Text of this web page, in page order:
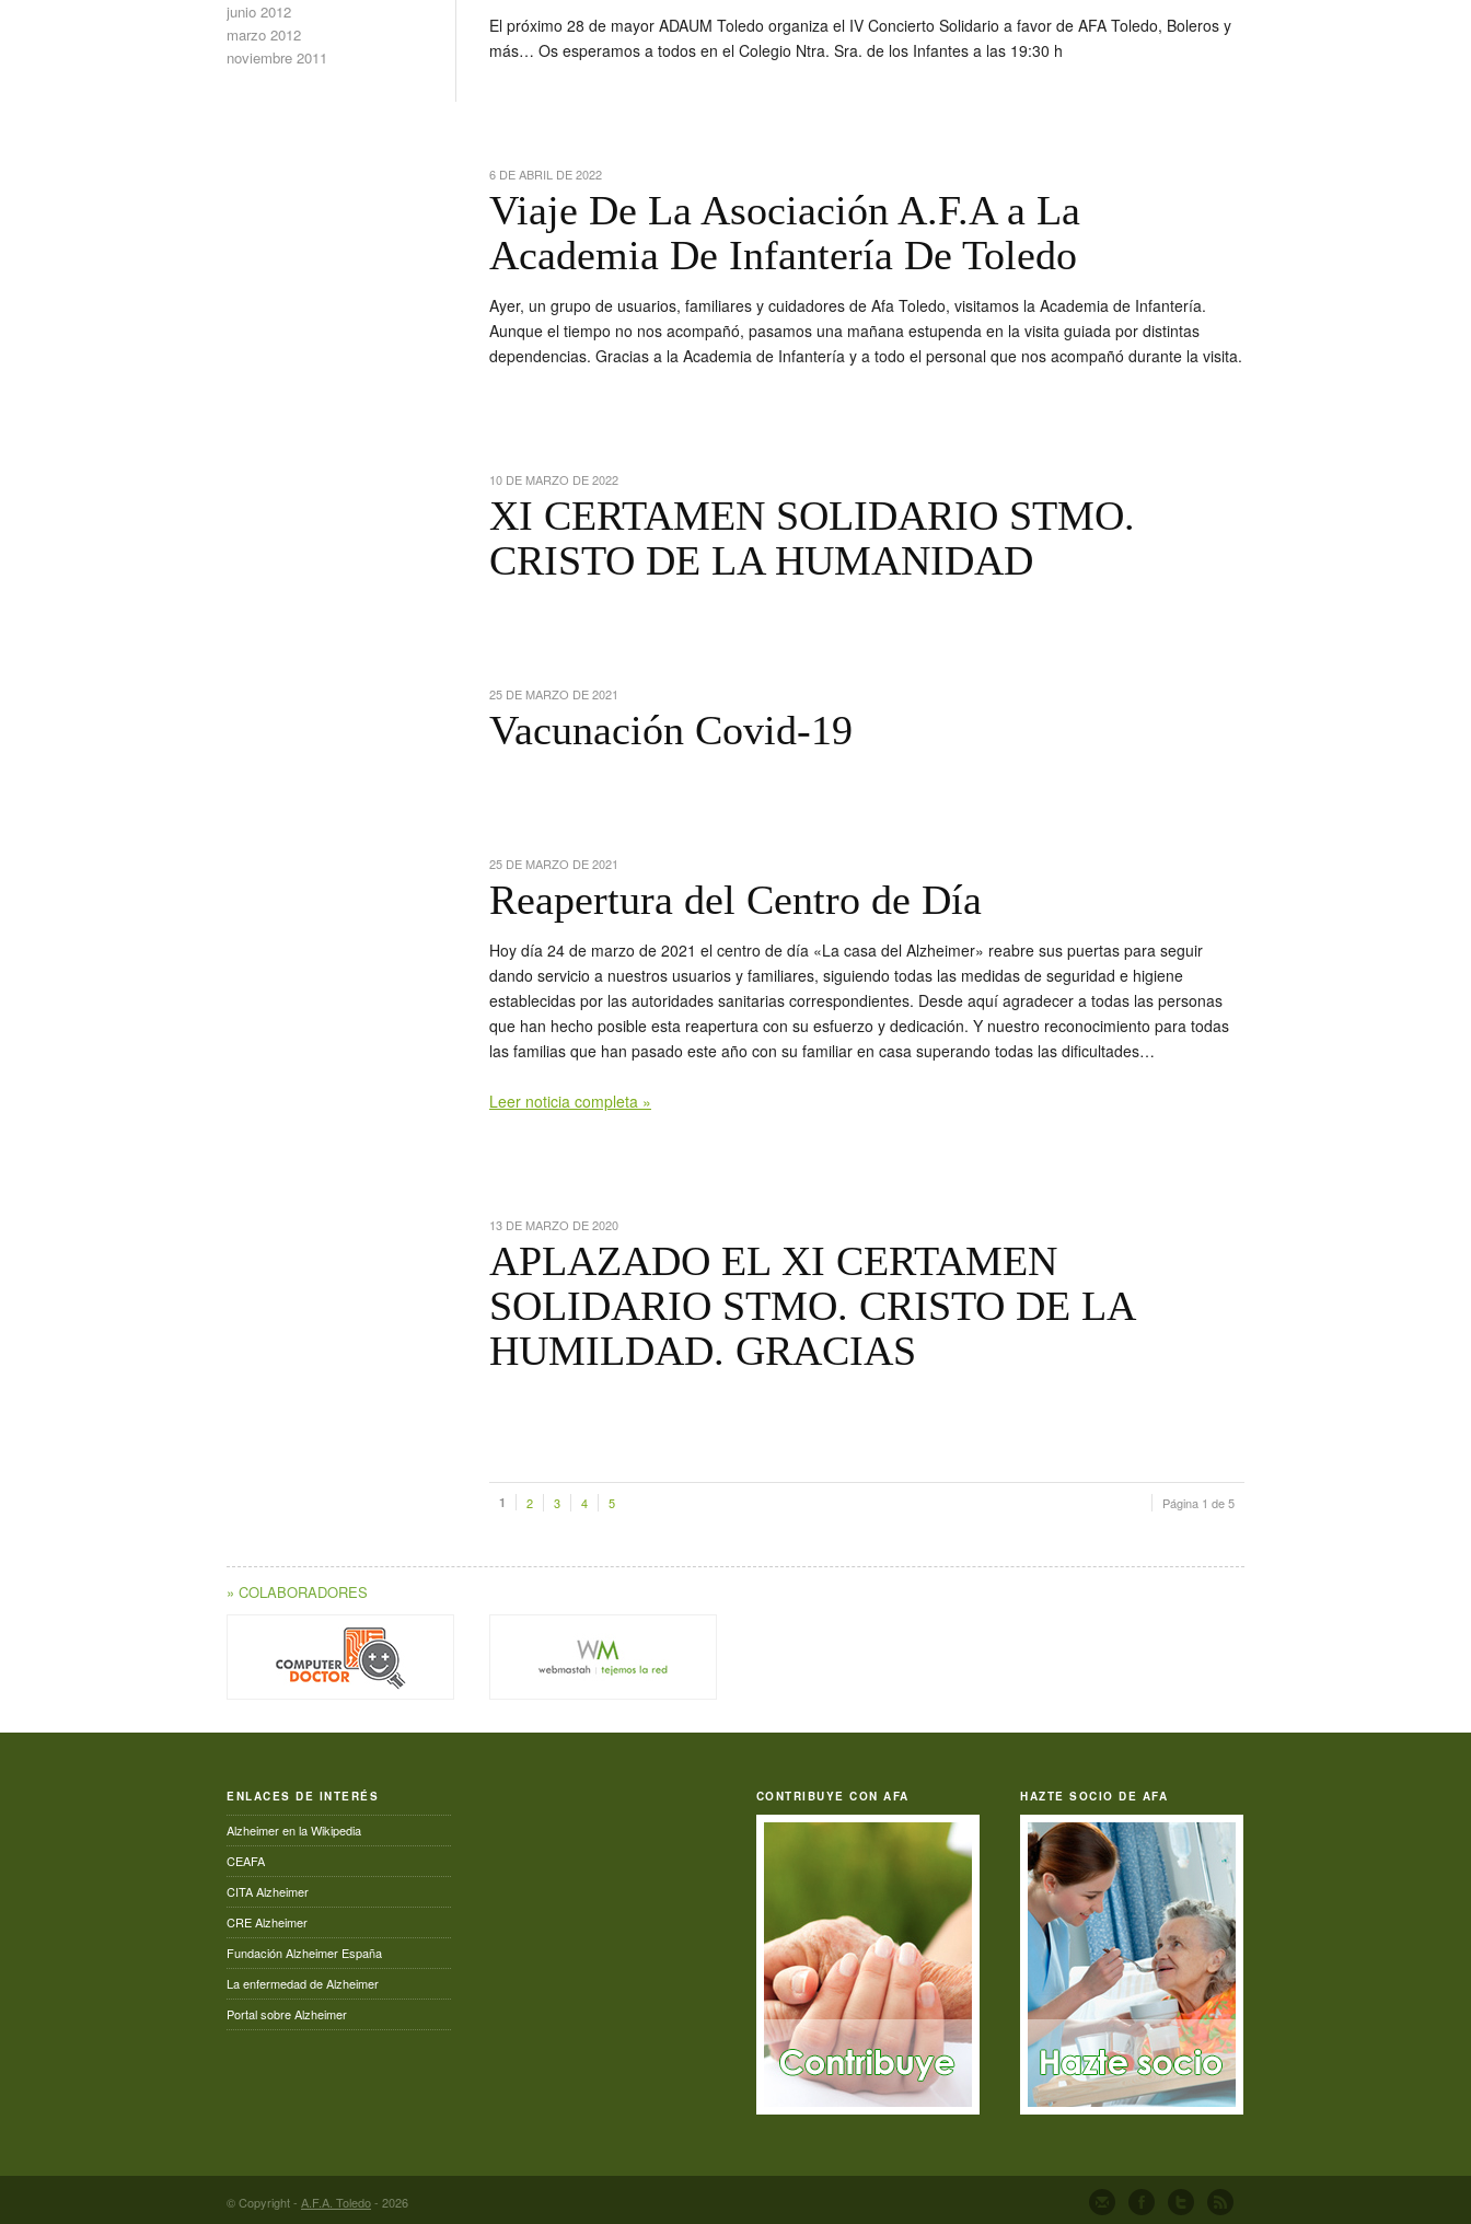
El próximo 28 de mayor ADAUM Toledo organiza el IV Concierto Solidario a favor de AFA Toledo, Boleros y
más… Os esperamos a todos en el Colegio Ntra. Sra. de los Infantes a las 19:30 h
Viaje De La Asociación A.F.A a La
Academia De Infantería De Toledo
6 DE ABRIL DE 2022
Ayer, un grupo de usuarios, familiares y cuidadores de Afa Toledo, visitamos la Academia de Infantería.
Aunque el tiempo no nos acompañó, pasamos una mañana estupenda en la visita guiada por distintas
dependencias. Gracias a la Academia de Infantería y a todo el personal que nos acompañó durante la visita.
XI CERTAMEN SOLIDARIO STMO.
CRISTO DE LA HUMANIDAD
10 DE MARZO DE 2022
Vacunación Covid-19
25 DE MARZO DE 2021
Reapertura del Centro de Día
25 DE MARZO DE 2021
Hoy día 24 de marzo de 2021 el centro de día «La casa del Alzheimer» reabre sus puertas para seguir
dando servicio a nuestros usuarios y familiares, siguiendo todas las medidas de seguridad e higiene
establecidas por las autoridades sanitarias correspondientes. Desde aquí agradecer a todas las personas
que han hecho posible esta reapertura con su esfuerzo y dedicación. Y nuestro reconocimiento para todas
las familias que han pasado este año con su familiar en casa superando todas las dificultades…
Leer noticia completa »
APLAZADO EL XI CERTAMEN
SOLIDARIO STMO. CRISTO DE LA
HUMILDAD. GRACIAS
13 DE MARZO DE 2020
Página 1 de 5
1 2 3 4 5
junio 2012
marzo 2012
noviembre 2011
» COLABORADORES
ENLACES DE INTERÉS
Alzheimer en la Wikipedia
CEAFA
CITA Alzheimer
CRE Alzheimer
Fundación Alzheimer España
La enfermedad de Alzheimer
Portal sobre Alzheimer
CONTRIBUYE CON AFA HAZTE SOCIO DE AFA
© Copyright - A.F.A. Toledo- 2026